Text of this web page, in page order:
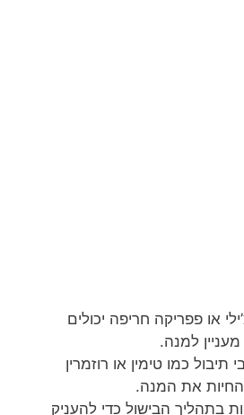
או פפריקה חריפה יכולים
למנה.
תיבול כמו טימין או רוזמרין
את המנה.
בתהליך הבישול כדי להעניק